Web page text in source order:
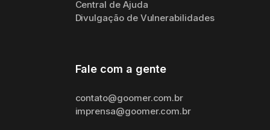
Central de Ajuda
Divulgação de Vulnerabilidades
Fale com a gente
contato@goomer.com.br
imprensa@goomer.com.br